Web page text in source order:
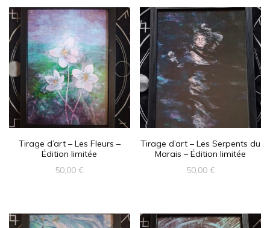
Tirage d’art – Les Fleurs –
Édition limitée
50,00€
Tirage d’art – Les Serpents du
Marais – Édition limitée
50,00 €